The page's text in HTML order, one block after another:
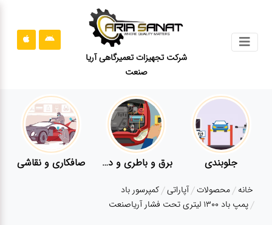
شرکت تجهیزات تعمیرگاهی آریا
صنعت
قوانین
سایت
ارتباط
درباره
ما
جلوبندی برق و باطری و دیاگ صافکاری و نقاشی
خانه محصولات آپاراتی کمپرسور باد
پمپ باد ۱۳۰۰ لیتری تحت فشار آریاصنعت